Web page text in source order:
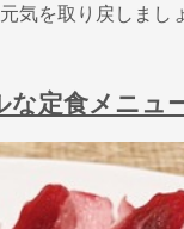
気を取り戻しまし
な定食メニュ